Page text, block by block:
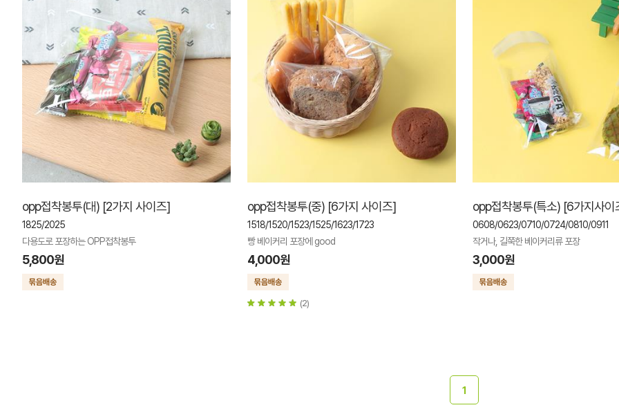
opp접착봉투(대) [2가지 사이즈]
1825/2025
다용도로 포장하는 OPP접착봉투
5,800원
opp접착봉투(중) [6가지 사이즈]
1518/1520/1523/1525/1623/1723
빵 베이커리 포장에 good
4,000원
(2)
opp접착봉투(특소) [6가지사이
0608/0623/0710/0724/0810/0911
작거나, 길쭉한 베이커리류 포장
3,000원
1